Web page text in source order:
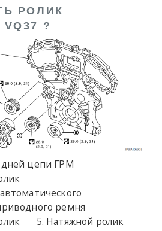
РОЛИК
?
цепи ГРМ
ремня
Натяжной ролик